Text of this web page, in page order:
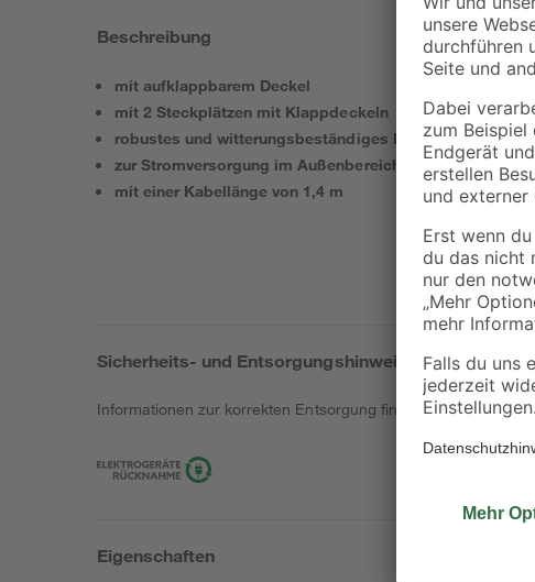
Beschreibung
mit aufklappbarem Deckel
mit 2 Steckplätzen mit Klappdeckeln
robustes und witterungsbeständiges Kunststoffgehäuse
zur Stromversorgung im Außenbereich
mit einer Kabellänge von 1,4 m
Sicherheits- und Entsorgungshinweise
Informationen zur korrekten Entsorgung findest duhier .
Eigenschaften